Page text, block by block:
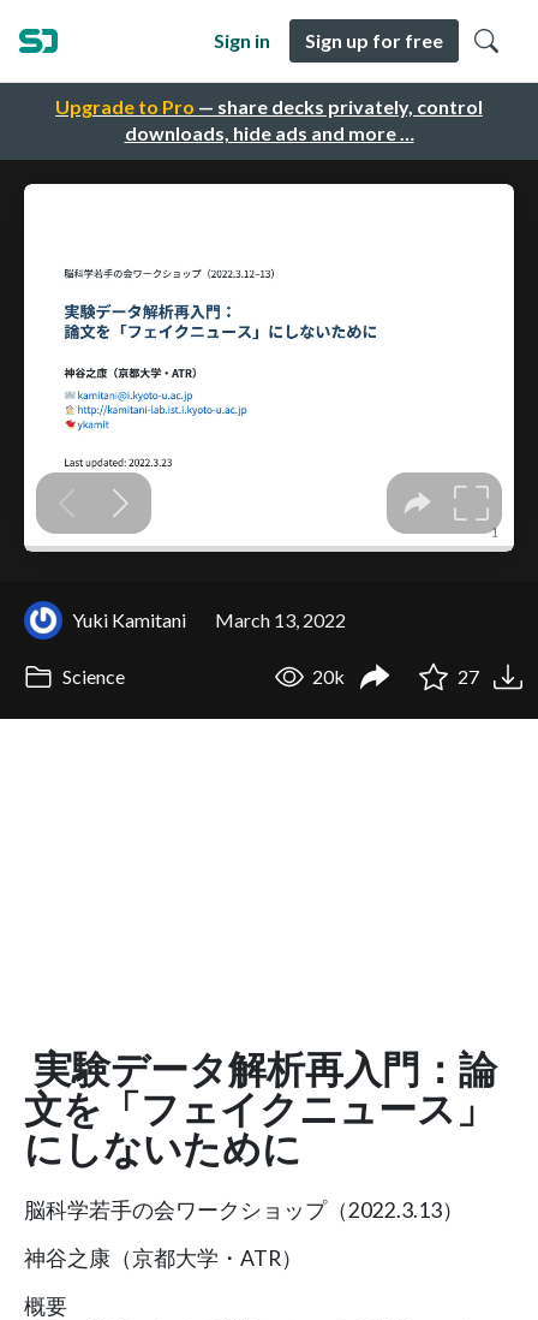
Upgrade to Pro — share decks privately, control
downloads, hide ads and more …
Sign in Sign up for free
Yuki Kamitani March 13, 2022
Science 20k 27
実験データ解析再入門：論
文を「フェイクニュース」
にしないために
脳科学若手の会ワークショップ（2022.3.13）
神谷之康（京都大学・ATR）
概要